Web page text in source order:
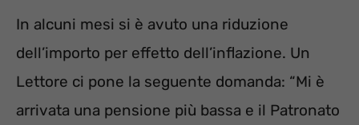
In alcuni mesi si è avuto una riduzione
dell’importo per effetto dell’inflazione. Un
Lettore ci pone la seguente domanda: “Mi è
arrivata una pensione più bassa e il Patronato